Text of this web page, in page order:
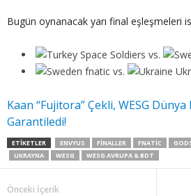
Bugün oynanacak yarı final eşleşmeleri
Space Soldiers vs.
fnatic vs.
Kaan “Fujitora” Çekli, WESG Dünya
Garantiledi!
ETIKETLER ENVYUS FINALLER FNATIC
UKRAYNA
WESG WESG AVRUPA & BDT
Önceki İçerik